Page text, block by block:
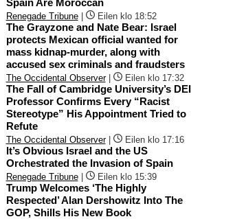
Renegade Tribune| Eilen klo 18:52
The Grayzone and Nate Bear: Israel
protects Mexican official wanted for
mass kidnap-murder, along with
accused sex criminals and fraudsters
The Occidental Observer| Eilen klo 17:32
The Fall of Cambridge University’s DEI
Professor Confirms Every “Racist
Stereotype” His Appointment Tried to
Refute
The Occidental Observer| Eilen klo 17:16
It’s Obvious Israel and the US
Orchestrated the Invasion of Spain
Renegade Tribune| Eilen klo 15:39
Trump Welcomes ‘The Highly
Respected’ Alan Dershowitz Into The
GOP, Shills His New Book